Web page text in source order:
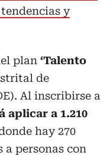
y
plan ‘Talento
de
Al inscribirse a
aplicar a 1.210
hay 270
personas con